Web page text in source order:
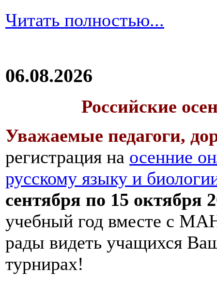
Читать полностью...
06.08.2026
Российские
Уважаемые педагоги,
регистрация на осенние
русскому языку и
сентября по 15 октября
учебный год вместе с
рады видеть учащихся
турнирах!